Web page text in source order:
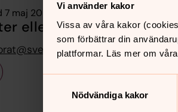
Vi använder kakor
Vissa av våra kakor
som förbättrar din
plattformar. Läs mer om
Nödvändiga kakor
maj 2026
eller frågor på sidans